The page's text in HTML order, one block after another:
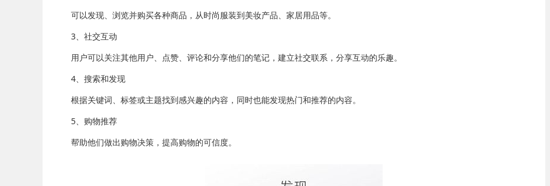
可以发现、浏览并购买各种商品，从时尚服装到美妆产品、家居用品等。
3、社交互动
用户可以关注其他用户、点赞、评论和分享他们的笔记，建立社交联系，分享互动的乐趣。
4、搜索和发现
根据关键词、标签或主题找到感兴趣的内容，同时也能发现热门和推荐的内容。
5、购物推荐
帮助他们做出购物决策，提高购物的可信度。